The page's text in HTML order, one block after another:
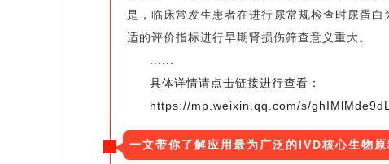
是，临床常发生患者在进行尿常规检查时尿蛋
适的评价指标进行早期肾损伤筛查意义重大。
具体详情请点击链接进行查看：
https://mp.weixin.qq.com/s/
一文带你了解应用最为广泛的IVD核心生物